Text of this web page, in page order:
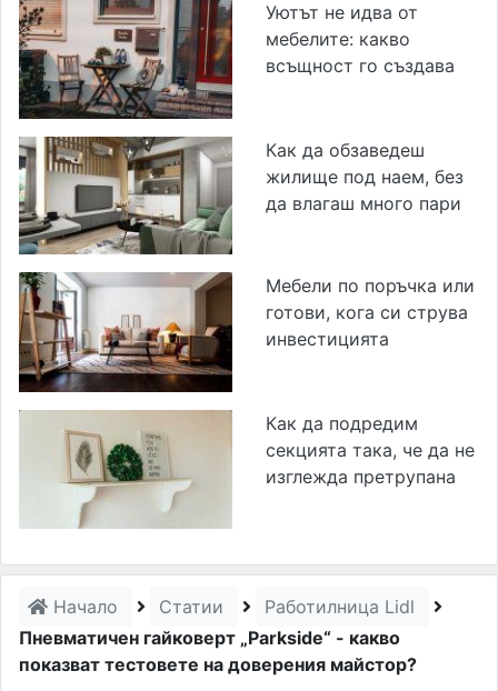
Уютът не идва от
мебелите: какво
всъщност го създава
Как да обзаведеш
жилище под наем, без
да влагаш много пари
Мебели по поръчка или
готови, кога си струва
инвестицията
Как да подредим
секцията така, че да не
изглежда претрупана
Начало Статии
Работилница Lidl
Пневматичен гайковерт „Parkside“ - какво
показват тестовете на доверения майстор?